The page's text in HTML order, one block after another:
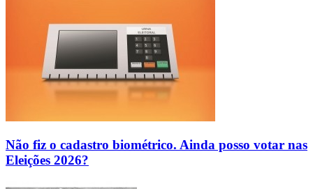
Não fiz o cadastro biométrico. Ainda posso votar nas
Eleições 2026?